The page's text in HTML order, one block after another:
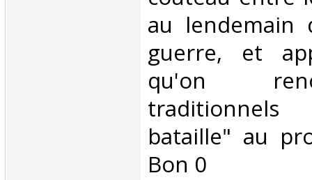
au lendemain
guerre, et
qu'on
bataille" au
Bon 0‎